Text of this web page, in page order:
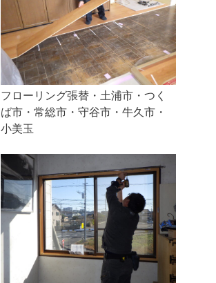
フローリング張替・土浦市・つく
ば市・常総市・守谷市・牛久市・
小美玉